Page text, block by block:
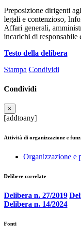
Preposizione dirigenti
legali e contenzioso,
Affari generali,
incarichi di
Testo della delibera
Stampa Condividi
Condividi
×
[addtoany]
Attività di organizzazione e
Organizzazione e
Delibere correlate
Delibera n. 27/2019
Delibera n. 14/2024
Fonti